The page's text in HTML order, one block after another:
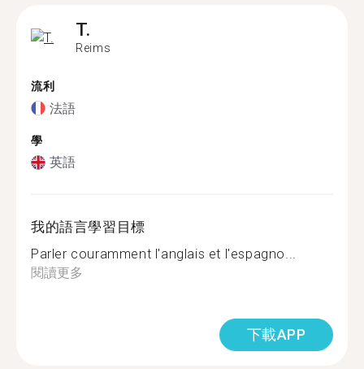
T.
Reims
流利
法語
學
英語
我的語言學習目標
Parler couramment l'anglais et l'espagno...
閱讀更多
下載APP